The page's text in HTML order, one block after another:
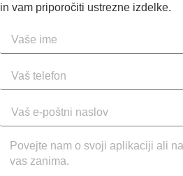
in vam priporočiti ustrezne izdelke.